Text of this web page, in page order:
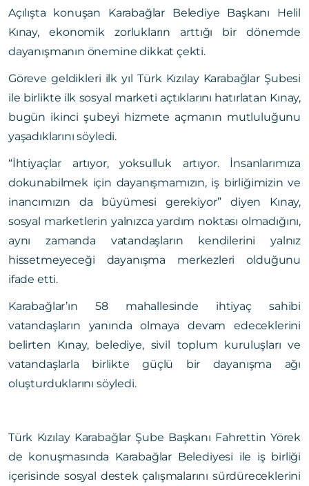
Açılışta konuşan Karabağlar Belediye Başkanı Helil
Kınay, ekonomik zorlukların arttığı bir dönemde
dayanışmanın önemine dikkat çekti.
Göreve geldikleri ilk yıl Türk Kızılay Karabağlar Şubesi
ile birlikte ilk sosyal marketi açtıklarını hatırlatan Kınay,
bugün ikinci şubeyi hizmete açmanın mutluluğunu
yaşadıklarını söyledi.
“İhtiyaçlar artıyor, yoksulluk artıyor. İnsanlarımıza
dokunabilmek için dayanışmamızın, iş birliğimizin ve
inancımızın da büyümesi gerekiyor” diyen Kınay,
sosyal marketlerin yalnızca yardım noktası olmadığını,
aynı zamanda vatandaşların kendilerini yalnız
hissetmeyeceği dayanışma merkezleri olduğunu
ifade etti.
Karabağlar’ın 58 mahallesinde ihtiyaç sahibi
vatandaşların yanında olmaya devam edeceklerini
belirten Kınay, belediye, sivil toplum kuruluşları ve
vatandaşlarla birlikte güçlü bir dayanışma ağı
oluşturduklarını söyledi.
Türk Kızılay Karabağlar Şube Başkanı Fahrettin Yörek
de konuşmasında Karabağlar Belediyesi ile iş birliği
içerisinde sosyal destek çalışmalarını sürdüreceklerini